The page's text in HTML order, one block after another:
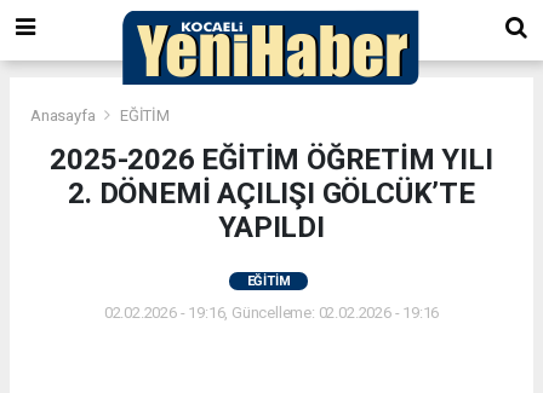
Anasayfa EĞİTİM
2025-2026 EĞİTİM ÖĞRETİM YILI
2. DÖNEMİ AÇILIŞI GÖLCÜK’TE
YAPILDI
EĞİTİM
02.02.2026 - 19:16, Güncelleme: 02.02.2026 - 19:16